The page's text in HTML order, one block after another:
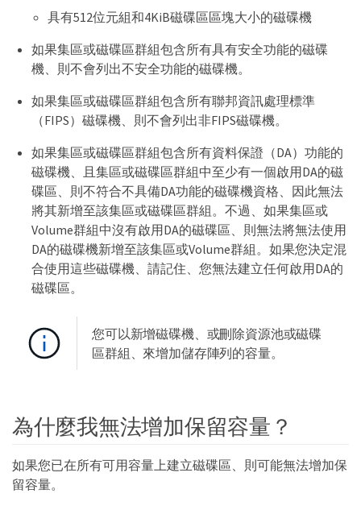
具有512位元組和4KiB磁碟區區塊大小的磁碟機
如果集區或磁碟區群組包含所有具有安全功能的磁碟
機、則不會列出不安全功能的磁碟機。
如果集區或磁碟區群組包含所有聯邦資訊處理標準
（FIPS）磁碟機、則不會列出非FIPS磁碟機。
如果集區或磁碟區群組包含所有資料保證（DA）功能的
磁碟機、且集區或磁碟區群組中至少有一個啟用DA的磁
碟區、則不符合不具備DA功能的磁碟機資格、因此無法
將其新增至該集區或磁碟區群組。不過、如果集區或
Volume群組中沒有啟用DA的磁碟區、則無法將無法使用
DA的磁碟機新增至該集區或Volume群組。如果您決定混
合使用這些磁碟機、請記住、您無法建立任何啟用DA的
磁碟區。
您可以新增磁碟機、或刪除資源池或磁碟
區群組、來增加儲存陣列的容量。
為什麼我無法增加保留容量？
如果您已在所有可用容量上建立磁碟區、則可能無法增加保
留容量。